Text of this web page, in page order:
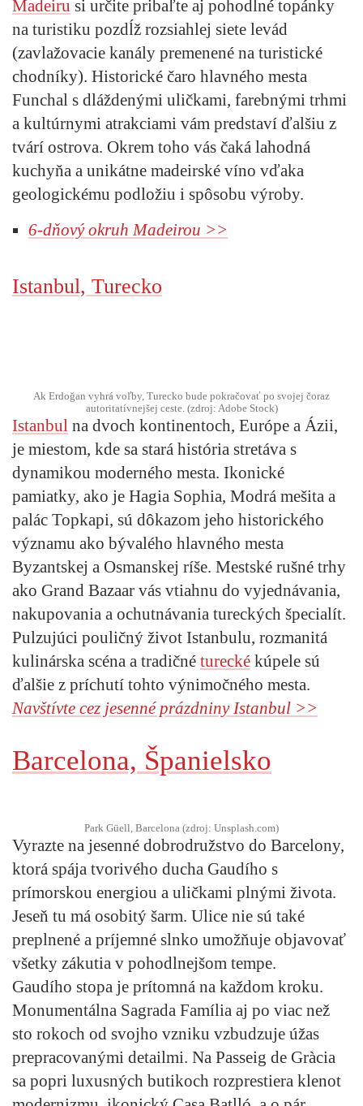
Madeiru si určite pribaľte aj pohodlné topánky
na turistiku pozdĺž rozsiahlej siete levád
(zavlažovacie kanály premenené na turistické
chodníky). Historické čaro hlavného mesta
Funchal s dláždenými uličkami, farebnými trhmi
a kultúrnymi atrakciami vám predstaví ďalšiu z
tvárí ostrova. Okrem toho vás čaká lahodná
kuchyňa a unikátne madeirské víno vďaka
geologickému podložiu i spôsobu výroby.
6-dňový okruh Madeirou >>
Istanbul, Turecko
Ak Erdoğan vyhrá voľby, Turecko bude pokračovať po svojej čoraz
autoritatívnejšej ceste. (zdroj: Adobe Stock)
Istanbul na dvoch kontinentoch, Európe a Ázii,
je miestom, kde sa stará história stretáva s
dynamikou moderného mesta. Ikonické
pamiatky, ako je Hagia Sophia, Modrá mešita a
palác Topkapi, sú dôkazom jeho historického
významu ako bývalého hlavného mesta
Byzantskej a Osmanskej ríše. Mestské rušné trhy
ako Grand Bazaar vás vtiahnu do vyjednávania,
nakupovania a ochutnávania tureckých špecialít.
Pulzujúci pouličný život Istanbulu, rozmanitá
kulinárska scéna a tradičné turecké kúpele sú
ďalšie z príchutí tohto výnimočného mesta.
Navštívte cez jesenné prázdniny Istanbul >>
Barcelona, Španielsko
Park Güell, Barcelona (zdroj: Unsplash.com)
Vyrazte na jesenné dobrodružstvo do Barcelony,
ktorá spája tvorivého ducha Gaudího s
prímorskou energiou a uličkami plnými života.
Jeseň tu má osobitý šarm. Ulice nie sú také
preplnené a príjemné slnko umožňuje objavovať
všetky zákutia v pohodlnejšom tempe.
Gaudího stopa je prítomná na každom kroku.
Monumentálna Sagrada Família aj po viac než
sto rokoch od svojho vzniku vzbudzuje úžas
prepracovanými detailmi. Na Passeig de Gràcia
sa popri luxusných butikoch rozprestiera klenot